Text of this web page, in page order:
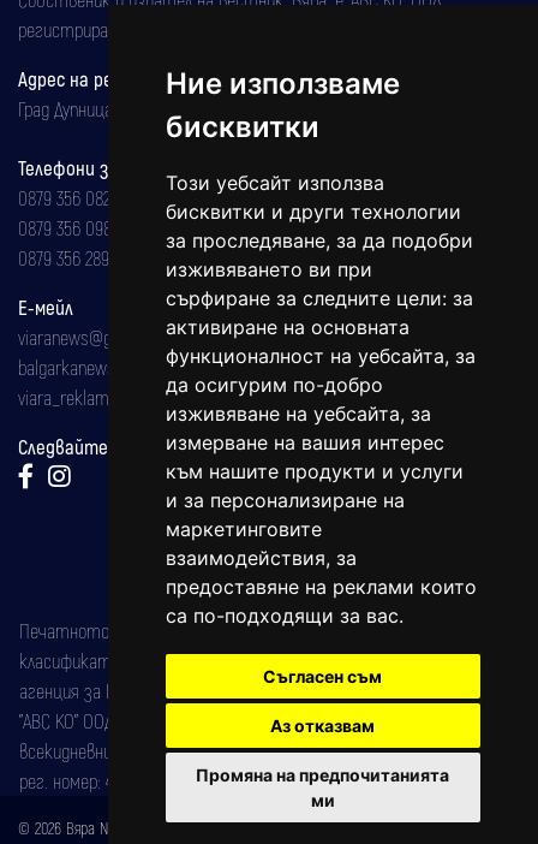
Ние използваме
бисквитки
Този уебсайт използва
бисквитки и други технологии
за проследяване, за да подобри
изживяването ви при
сърфиране за следните цели: за
активиране на основната
функционалност на уебсайта, за
да осигурим по-добро
изживяване на уебсайта, за
измерване на вашия интерес
към нашите продукти и услуги
и за персонализиране на
маркетинговите
взаимодействия, за
предоставяне на реклами които
са по-подходящи за вас.
Съгласен съм
Аз отказвам
Промяна на предпочитанията
ми
регистрирана на 08.05.2002 година.
Адрес на редакцията
Град Дупница, ул.''Христо Ботев" 43
Телефони за реклама и абонаменти
0879 356 082
0879 356 098
0879 356 289
Е-мейл
viaranews@gmail.com
balgarkanews@gmail.com
viara_reklama@mail.bg
Следвайте ни:
Печатното издание на вестника е регистрирано в националния
класификатор на печатните издания (Българска национална
агенция за ISSN) под номер: ISSN 1312-4722.
"АВС КО" ООД е притежател на марката: Вяра информационен
всекидневник на югозападна България, със свидетелство за марка
рег. номер: 47857/11.05.2004 година.
© 2026 Вяра News Всички права запазени!